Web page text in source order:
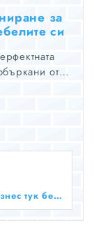
за
си
от
подходящо
цветове,
неща, за
мебелите
спалня.
Създай профил на своя строителен бизнес тук безплатно!